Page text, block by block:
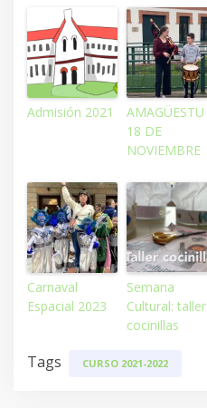
Admisión 2021
AMAGÜESTU
18 DE
NOVIEMBRE
Carnaval
Espacial 2023
Semana
Cultural: taller
cocinillas
Tags CURSO 2021-2022